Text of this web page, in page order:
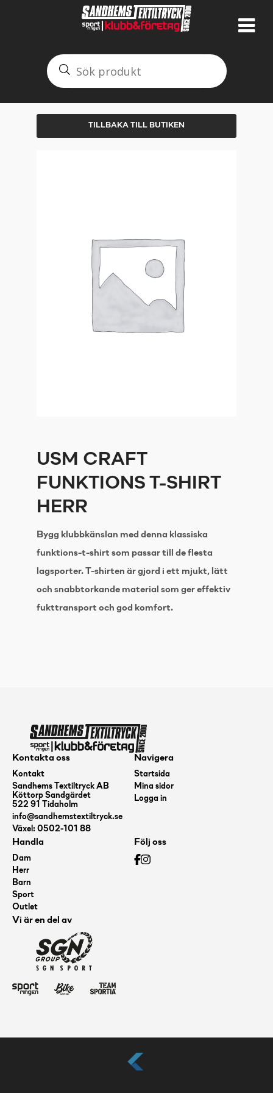
TILLBAKA TILL BUTIKEN
USM CRAFT
FUNKTIONS T-SHIRT
HERR
Bygg klubbkänslan med denna klassiska
funktions-t-shirt som passar till de flesta
lagsporter. T-shirten är gjord i ett mjukt, lätt
och snabbtorkande material som ger effektiv
fukttransport och god komfort.
Kontakta oss
Kontakt
Sandhems Textiltryck AB
Köttorp Sandgärdet
522 91 Tidaholm
info@sandhemstextiltryck.se
Växel: 0502-101 88
Navigera
Startsida
Mina sidor
Logga in
Handla
Dam
Herr
Barn
Sport
Outlet
Följ oss
Vi är en del av